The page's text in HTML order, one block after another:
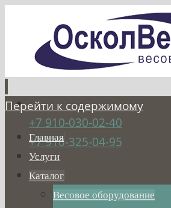
+7 910-030-02-40
+7 910-325-04-95
Перейти к содержимому
Главная
Услуги
Каталог
Весовое оборудование